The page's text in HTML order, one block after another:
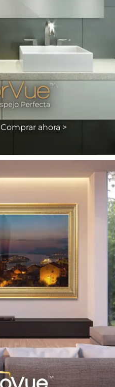
Comprar ahora >